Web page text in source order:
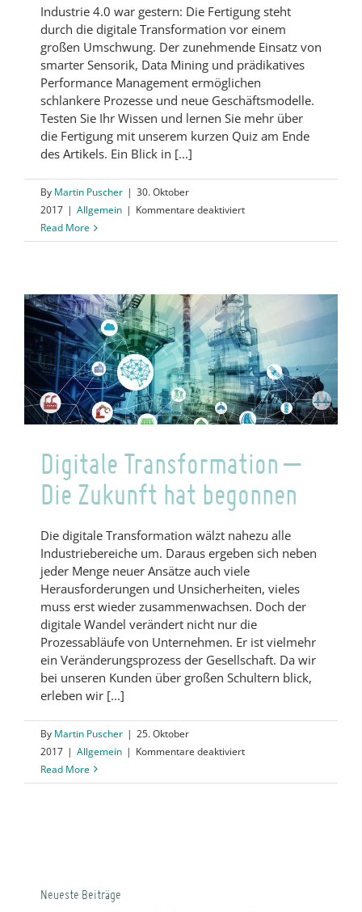
Industrie 4.0 war gestern: Die Fertigung steht
durch die digitale Transformation vor einem
großen Umschwung. Der zunehmende Einsatz von
smarter Sensorik, Data Mining und prädikatives
Performance Management ermöglichen
schlankere Prozesse und neue Geschäftsmodelle.
Testen Sie Ihr Wissen und lernen Sie mehr über
die Fertigung mit unserem kurzen Quiz am Ende
des Artikels. Ein Blick in [...]
By Martin Puscher | 30. Oktober
2017 | Allgemein | Kommentare deaktiviertfür
der
Testen
Sie
Ihr
Wissen
mit
unserem
Quiz!
Read More
Digitale Transformation –
Die Zukunft hat begonnen
Die digitale Transformation wälzt nahezu alle
Industriebereiche um. Daraus ergeben sich neben
jeder Menge neuer Ansätze auch viele
Herausforderungen und Unsicherheiten, vieles
muss erst wieder zusammenwachsen. Doch der
digitale Wandel verändert nicht nur die
Prozessabläufe von Unternehmen. Er ist vielmehr
ein Veränderungsprozess der Gesellschaft. Da wir
bei unseren Kunden über großen Schultern blick,
erleben wir [...]
By Martin Puscher | 25. Oktober
2017 | Allgemein | Kommentare deaktiviertfür
Transformation
Read More
Neueste Beiträge